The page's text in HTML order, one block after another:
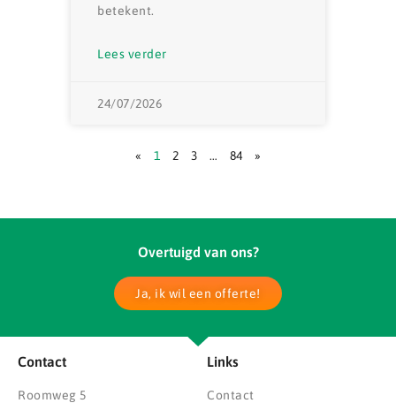
betekent.
Lees verder
24/07/2026
« 1 2 3 … 84 »
Overtuigd van ons?
Ja, ik wil een offerte!
Contact
Roomweg 5
Links
Contact